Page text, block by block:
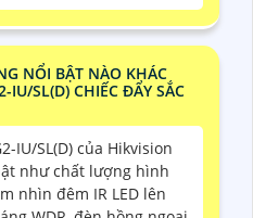
NỔI BẬT NÀO KHÁC
IU/SL(D) CHIẾC ĐẨY SẮC
IU/SL(D) của Hikvision
như chất lượng hình
nhìn đêm IR LED lên